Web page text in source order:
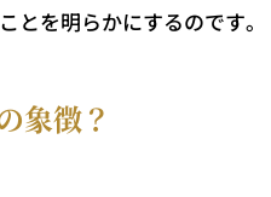
を明らかにするのです。
徴？